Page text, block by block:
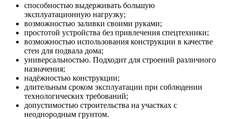
способностью выдерживать большую
эксплуатационную нагрузку;
возможностью заливки своими руками;
простотой устройства без привлечения спецтехники;
возможностью использования конструкции в качестве
стен для подвала дома;
универсальностью. Подходит для строений различного
назначения;
надёжностью конструкции;
длительным сроком эксплуатации при соблюдении
технологических требований;
допустимостью строительства на участках с
неоднородным грунтом.